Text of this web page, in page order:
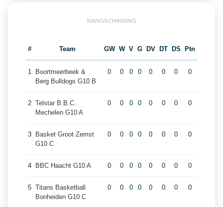
RANGSCHIKKING
# Team GW W V G DV DT DS Ptn
1
Boortmeerbeek &
Berg Bulldogs G10 B
0 0 0 0 0 0 0 0
2 Telstar B.B.C.
Mechelen G10 A
0 0 0 0 0 0 0 0
3
Basket Groot Zemst
G10 C
0 0 0 0 0 0 0 0
4 BBC Haacht G10 A 0 0 0 0 0 0 0 0
5 Titans Basketball
Bonheiden G10 C
0 0 0 0 0 0 0 0